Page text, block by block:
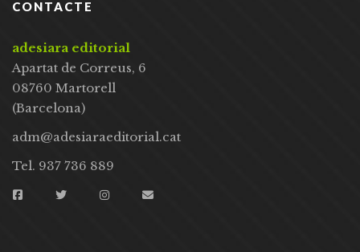
CONTACTE
adesiara editorial
Apartat de Correus, 6
08760 Martorell
(Barcelona)
adm@adesiaraeditorial.cat
Tel. 937 736 889